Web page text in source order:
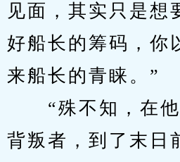
见面，其实只是想
好船长的筹码，你
来船长的青睐。”
“殊不知，在他
背叛者，到了末日